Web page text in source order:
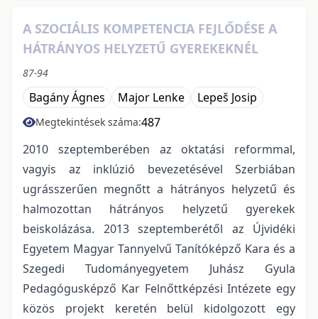
A SZOCIÁLIS KOMPETENCIA FEJLŐDÉSE A
HÁTRÁNYOS HELYZETŰ GYEREKEKNÉL
87-94
Bagány Ágnes Major Lenke Lepeš Josip
Megtekintések száma:487
2010 szeptemberében az oktatási reformmal,
vagyis az inklúzió bevezetésével Szerbiában
ugrásszerűen megnőtt a hátrányos helyzetű és
halmozottan hátrányos helyzetű gyerekek
beiskolázása. 2013 szeptemberétől az Újvidéki
Egyetem Magyar Tannyelvű Tanítóképző Kara és a
Szegedi Tudományegyetem Juhász Gyula
Pedagógusképző Kar Felnőttképzési Intézete egy
közös projekt keretén belül kidolgozott egy